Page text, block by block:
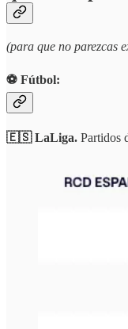
(para que no parezcas
⚽️ Fútbol:
🇪🇸 LaLiga. Partidos